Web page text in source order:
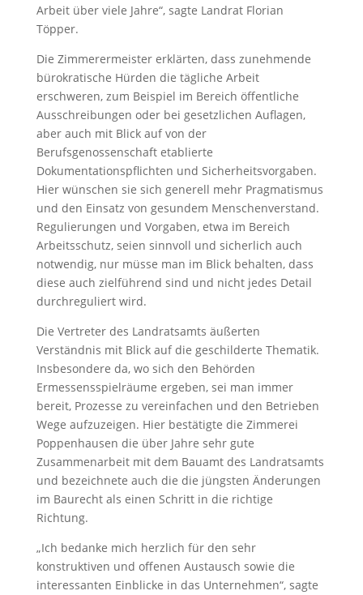
Arbeit über viele Jahre“, sagte Landrat Florian
Töpper.
Die Zimmerermeister erklärten, dass zunehmende
bürokratische Hürden die tägliche Arbeit
erschweren, zum Beispiel im Bereich öffentliche
Ausschreibungen oder bei gesetzlichen Auflagen,
aber auch mit Blick auf von der
Berufsgenossenschaft etablierte
Dokumentationspflichten und Sicherheitsvorgaben.
Hier wünschen sie sich generell mehr Pragmatismus
und den Einsatz von gesundem Menschenverstand.
Regulierungen und Vorgaben, etwa im Bereich
Arbeitsschutz, seien sinnvoll und sicherlich auch
notwendig, nur müsse man im Blick behalten, dass
diese auch zielführend sind und nicht jedes Detail
durchreguliert wird.
Die Vertreter des Landratsamts äußerten
Verständnis mit Blick auf die geschilderte Thematik.
Insbesondere da, wo sich den Behörden
Ermessensspielräume ergeben, sei man immer
bereit, Prozesse zu vereinfachen und den Betrieben
Wege aufzuzeigen. Hier bestätigte die Zimmerei
Poppenhausen die über Jahre sehr gute
Zusammenarbeit mit dem Bauamt des Landratsamts
und bezeichnete auch die die jüngsten Änderungen
im Baurecht als einen Schritt in die richtige
Richtung.
„Ich bedanke mich herzlich für den sehr
konstruktiven und offenen Austausch sowie die
interessanten Einblicke in das Unternehmen“, sagte